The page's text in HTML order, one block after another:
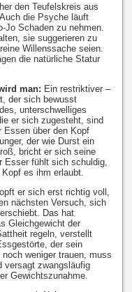
den Teufelskreis aus
die Psyche läuft
Jo Schaden zu nehmen.
sie suggerieren zu
Willenssache seien.
die natürliche Statur
man: Ein restriktiver –
der sich bewusst
unterschwelliges
er sich zugesteht, sind
über den Kopf
der wie Durst ein
bricht er sich seine
Esser fühlt sich schuldig,
es ihm erlaubt.
er sich erst richtig voll,
nächsten Versuch, sich
Das hat
Gleichgewicht der
regeln, verstellt
der sein
weniger trauen, muss
versagt zwangsläufig
Gewichtszunahme.